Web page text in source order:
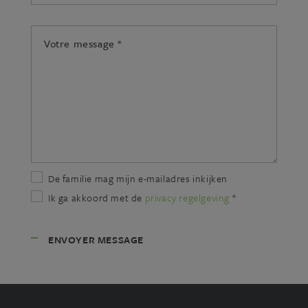
mail:
message:
De familie mag mijn e-mailadres inkijken
Ik ga akkoord met de privacy regelgeving *
ENVOYER MESSAGE